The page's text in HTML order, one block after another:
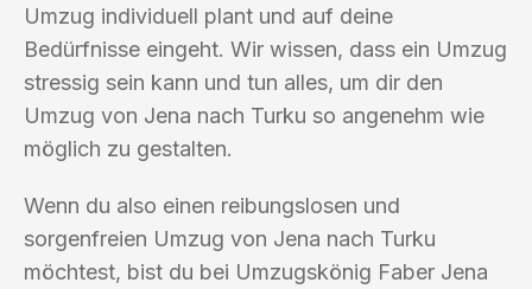
Umzug individuell plant und auf deine
Bedürfnisse eingeht. Wir wissen, dass ein Umzug
stressig sein kann und tun alles, um dir den
Umzug von Jena nach Turku so angenehm wie
möglich zu gestalten.
Wenn du also einen reibungslosen und
sorgenfreien Umzug von Jena nach Turku
möchtest, bist du bei Umzugskönig Faber Jena